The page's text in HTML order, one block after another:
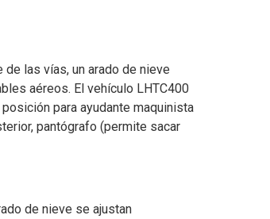
las vías, un arado de nieve
aéreos. El vehículo LHTC400
para ayudante maquinista
pantógrafo (permite sacar
de nieve se ajustan